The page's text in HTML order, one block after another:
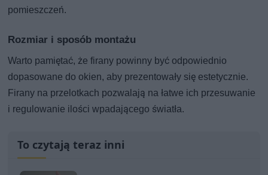
pomieszczeń.
Rozmiar i sposób montażu
Warto pamiętać, że firany powinny być odpowiednio
dopasowane do okien, aby prezentowały się estetycznie.
Firany na przelotkach pozwalają na łatwe ich przesuwanie
i regulowanie ilości wpadającego światła.
To czytają teraz inni